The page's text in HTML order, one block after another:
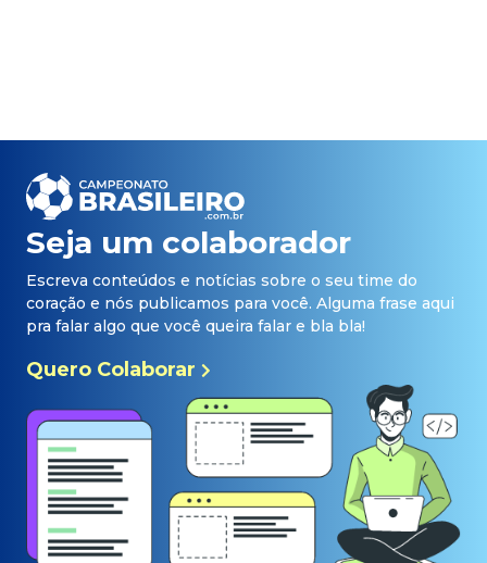
Seja um colaborador
Escreva conteúdos e notícias sobre o seu time do
coração e nós publicamos para você. Alguma frase aqui
pra falar algo que você queira falar e bla bla!
Quero Colaborar